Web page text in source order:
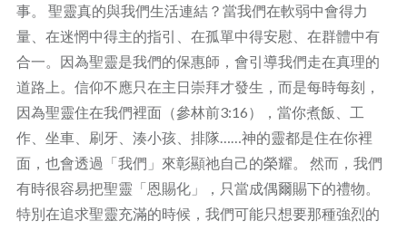
事。 聖靈真的與我們生活連結？當我們在軟弱中會得力
量、在迷惘中得主的指引、在孤單中得安慰、在群體中有
合一。因為聖靈是我們的保惠師，會引導我們走在真理的
道路上。信仰不應只在主日崇拜才發生，而是每時每刻，
因為聖靈住在我們裡面（參林前3:16），當你煮飯、工
作、坐車、刷牙、湊小孩、排隊……神的靈都是住在你裡
面，也會透過「我們」來彰顯祂自己的榮耀。 然而，我們
有時很容易把聖靈「恩賜化」，只當成偶爾賜下的禮物。
特別在追求聖靈充滿的時候，我們可能只想要那種強烈的